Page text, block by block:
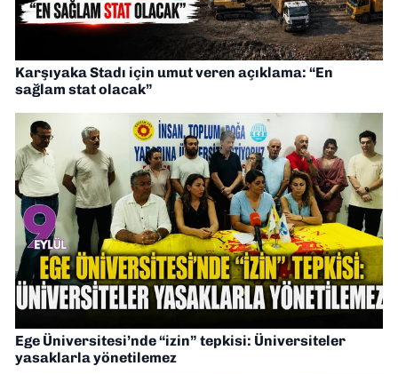
Karşıyaka Stadı için umut veren açıklama: “En
sağlam stat olacak”
Ege Üniversitesi’nde “izin” tepkisi: Üniversiteler
yasaklarla yönetilemez